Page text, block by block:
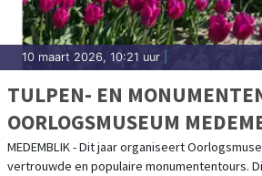
10 maart 2026, 10:21 uur
TULPEN- EN
OORLOGSMUSEUM
START!
MEDEMBLIK - Dit jaar organiseert
vertrouwde en populaire monumententours.